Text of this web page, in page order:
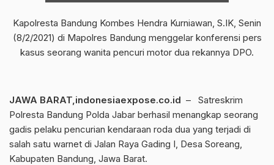
Kapolresta Bandung Kombes Hendra Kurniawan, S.IK, Senin
(8/2/2021) di Mapolres Bandung menggelar konferensi pers
kasus seorang wanita pencuri motor dua rekannya DPO.
JAWA BARAT,indonesiaexpose.co.id – Satreskrim
Polresta Bandung Polda Jabar berhasil menangkap seorang
gadis pelaku pencurian kendaraan roda dua yang terjadi di
salah satu warnet di Jalan Raya Gading I, Desa Soreang,
Kabupaten Bandung, Jawa Barat.